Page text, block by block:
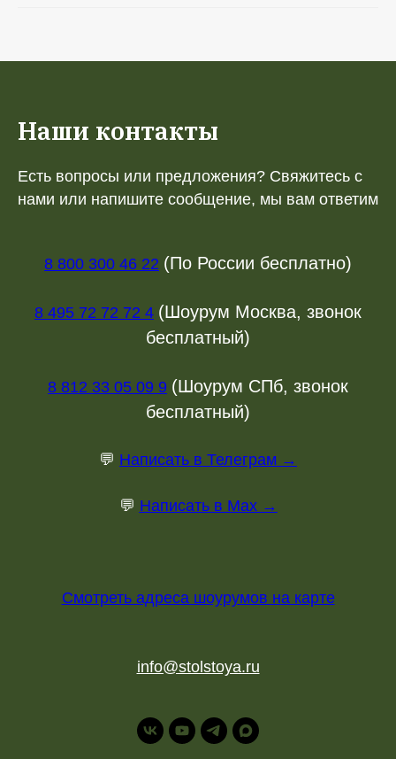
Наши контакты
Есть вопросы или предложения? Свяжитесь с
нами или напишите сообщение, мы вам ответим
8 800 300 46 22 (По России бесплатно)
8 495 72 72 72 4 (Шоурум Москва, звонок
бесплатный)
8 812 33 05 09 9 (Шоурум СПб, звонок
бесплатный)
💬 Написать в Телеграм →
💬 Написать в Max →
Смотреть адреса шоурумов на карте
info@stolstoya.ru